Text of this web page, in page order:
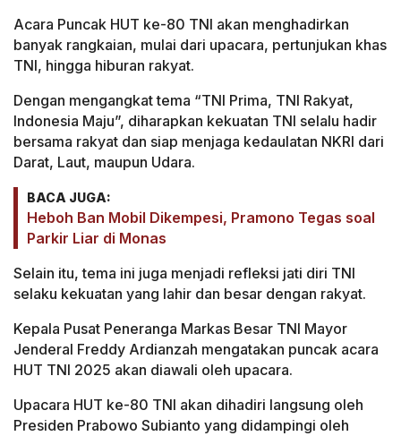
Acara Puncak HUT ke-80 TNI akan menghadirkan
banyak rangkaian, mulai dari upacara, pertunjukan khas
TNI, hingga hiburan rakyat.
Dengan mengangkat tema “TNI Prima, TNI Rakyat,
Indonesia Maju”, diharapkan kekuatan TNI selalu hadir
bersama rakyat dan siap menjaga kedaulatan NKRI dari
Darat, Laut, maupun Udara.
BACA JUGA:
Heboh Ban Mobil Dikempesi, Pramono Tegas soal
Parkir Liar di Monas
Selain itu, tema ini juga menjadi refleksi jati diri TNI
selaku kekuatan yang lahir dan besar dengan rakyat.
Kepala Pusat Peneranga Markas Besar TNI Mayor
Jenderal Freddy Ardianzah mengatakan puncak acara
HUT TNI 2025 akan diawali oleh upacara.
Upacara HUT ke-80 TNI akan dihadiri langsung oleh
Presiden Prabowo Subianto yang didampingi oleh